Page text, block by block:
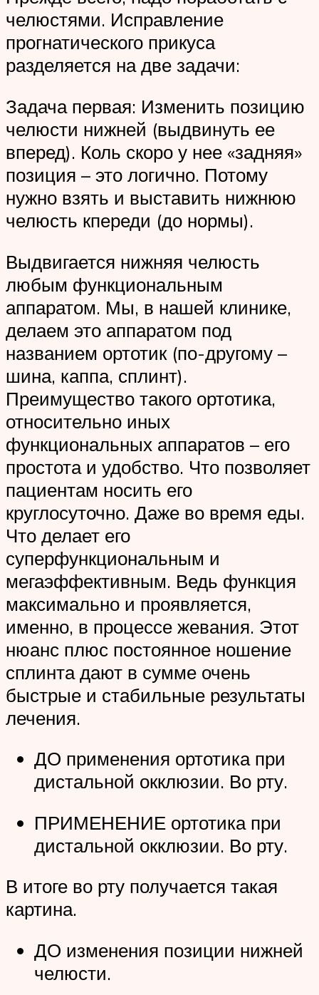
челюстями. Исправление
прогнатического прикуса
разделяется на две задачи:
Задача первая: Изменить позицию
челюсти нижней (выдвинуть ее
вперед). Коль скоро у нее «задняя»
позиция – это логично. Потому
нужно взять и выставить нижнюю
челюсть кпереди (до нормы).
Выдвигается нижняя челюсть
любым функциональным
аппаратом. Мы, в нашей клинике,
делаем это аппаратом под
названием ортотик (по-другому –
шина, каппа, сплинт).
Преимущество такого ортотика,
относительно иных
функциональных аппаратов – его
простота и удобство. Что позволяет
пациентам носить его
круглосуточно. Даже во время еды.
Что делает его
суперфункциональным и
мегаэффективным. Ведь функция
максимально и проявляется,
именно, в процессе жевания. Этот
нюанс плюс постоянное ношение
сплинта дают в сумме очень
быстрые и стабильные результаты
лечения.
ДО применения ортотика при
дистальной окклюзии. Во рту.
ПРИМЕНЕНИЕ ортотика при
дистальной окклюзии. Во рту.
В итоге во рту получается такая
картина.
ДО изменения позиции нижней
челюсти.